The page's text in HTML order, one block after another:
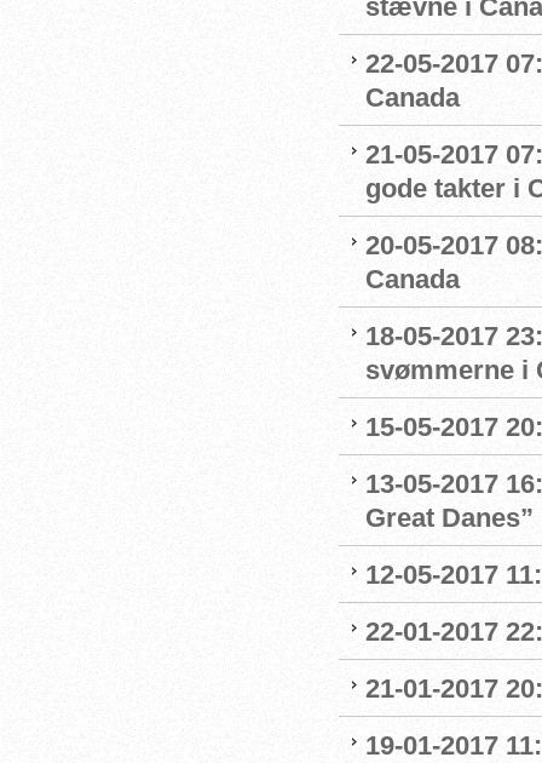
stævne i
22-05-2017
Canada
21-05-2017
gode takter i
20-05-2017
Canada
18-05-2017
svømmerne i
15-05-2017
13-05-2017
Great Danes”
12-05-2017
22-01-2017
21-01-2017
19-01-2017